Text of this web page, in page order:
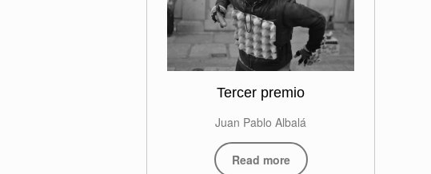
Tercer premio
Juan Pablo Albalá
Read more